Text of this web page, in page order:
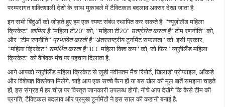
परम्परागत शक्तिशाली देशों के साथ मुकाबले में टैक्टिकल बदलाव अक्सर देखा जाता है.
इन सभी बिंदुओं को जोड़ते हुए हम एक स्पष्ट संबंध स्थापित कर सकते हैं: "न्यूज़ीलैंड महिला
क्रिकेट" शामिल है"महिला टी20" को, "महिला टी20" उत्प्रेरित करता है"टीम रणनीति" को,
और "टीम रणनीति" प्रभावित करती है"अंतरराष्ट्रीय टूर्नामेंट सफलता" को. इसी प्रकार,
"महिला क्रिकेट" समर्थित करता है"ICC महिला विश्व कप" को, जो फिर "न्यूज़ीलैंड महिला
क्रिकेट" को वैश्विक मंच पर पहचान दिलाता है.
आगे आपको न्यूज़ीलैंड महिला क्रिकेट से जुड़ी नवीनतम मैच रिपोर्ट, खिलाड़ी प्रोफाइल, आँकड़े
और विशेषज्ञ विश्लेषण मिलेंगे. चाहे आप एक सच्चे फैन हों या बस खेल की मूल बातें समझना चाहते
हों, इस संग्रह में हर चीज़ पर विस्तृत जानकारी उपलब्ध होगी. नीचे आप देखेंगे कि कैसे टीम की
प्रगति, टैक्टिकल बदलाव और प्रमुख टूर्नामेंटों ने इस साल की कहानी बनाई है.